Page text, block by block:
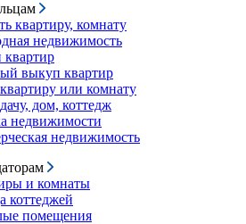
квартиру, комнату
недвижимость
выкуп квартир
или комнату
дом, коттедж
недвижимости
недвижимость
и комнаты
коттеджей
помещения